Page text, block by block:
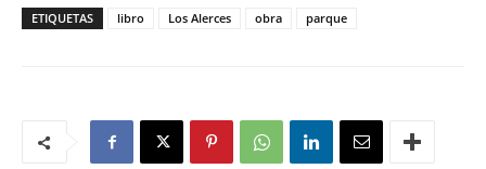
ETIQUETAS libro Los Alerces obra parque